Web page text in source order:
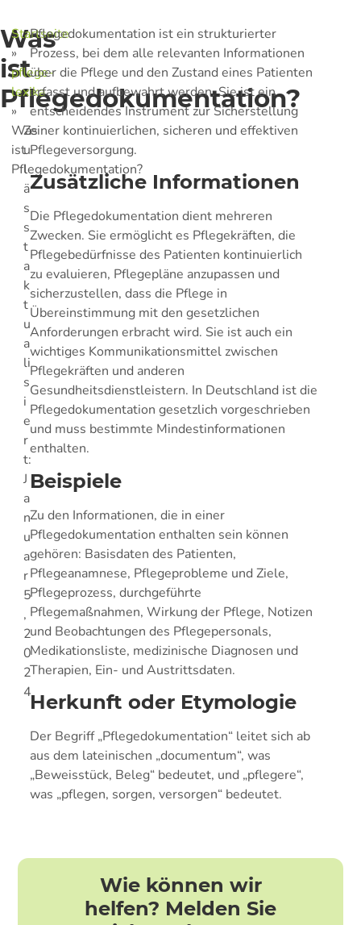
Was
ist
Pflegedokumentation?
Startseite
»
pflege-
lexika
»
Was
ist
Pflegedokumentation?
Z
u
l
ä
s
s
t
a
k
t
u
a
li
s
i
e
r
t:
J
a
n
u
a
r
5
,
2
0
2
4
Pflegedokumentation ist ein strukturierter
Prozess, bei dem alle relevanten Informationen
über die Pflege und den Zustand eines Patienten
erfasst und aufbewahrt werden. Sie ist ein
entscheidendes Instrument zur Sicherstellung
einer kontinuierlichen, sicheren und effektiven
Pflegeversorgung.
Zusätzliche Informationen
Die Pflegedokumentation dient mehreren
Zwecken. Sie ermöglicht es Pflegekräften, die
Pflegebedürfnisse des Patienten kontinuierlich
zu evaluieren, Pflegepläne anzupassen und
sicherzustellen, dass die Pflege in
Übereinstimmung mit den gesetzlichen
Anforderungen erbracht wird. Sie ist auch ein
wichtiges Kommunikationsmittel zwischen
Pflegekräften und anderen
Gesundheitsdienstleistern. In Deutschland ist die
Pflegedokumentation gesetzlich vorgeschrieben
und muss bestimmte Mindestinformationen
enthalten.
Beispiele
Zu den Informationen, die in einer
Pflegedokumentation enthalten sein können
gehören: Basisdaten des Patienten,
Pflegeanamnese, Pflegeprobleme und Ziele,
Pflegeprozess, durchgeführte
Pflegemaßnahmen, Wirkung der Pflege, Notizen
und Beobachtungen des Pflegepersonals,
Medikationsliste, medizinische Diagnosen und
Therapien, Ein- und Austrittsdaten.
Herkunft oder Etymologie
Der Begriff „Pflegedokumentation“ leitet sich ab
aus dem lateinischen „documentum“, was
„Beweisstück, Beleg“ bedeutet, und „pflegere“,
was „pflegen, sorgen, versorgen“ bedeutet.
Wie können wir
helfen? Melden Sie